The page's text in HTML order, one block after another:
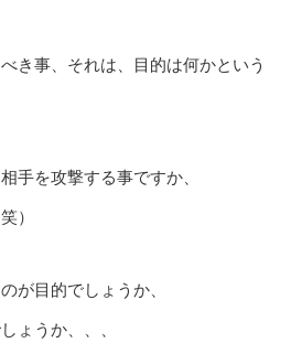
き事、それは、目的は何かという
手を攻撃する事ですか、
）
が目的でしょうか、
ょうか、、、